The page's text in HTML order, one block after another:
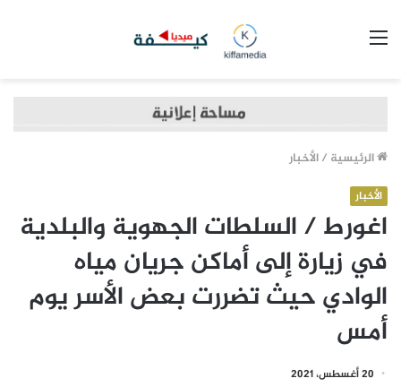
الرئيسية /الأخبار
الأخبار
اغورط / السلطات الجهوية والبلدية
في زيارة إلى أماكن جريان مياه
الوادي حيث تضررت بعض الأسر يوم
أمس
20 أغسطس، 2021